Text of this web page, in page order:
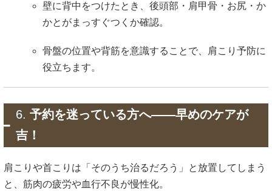
壁に背中をつけたとき、後頭部・肩甲骨・お尻・か
かとがまっすぐつくか確認。
骨盤の位置や背筋を意識することで、肩こり予防に
役立ちます。
6. 予約を迷っている方へ――早めのケアが
吉！
肩こりや首こりは「そのうち治るだろう」と放置してしまう
と、筋肉の疲労や血行不良が慢性化。